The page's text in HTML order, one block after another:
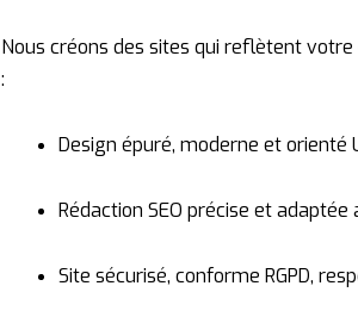
Nous créons des sites qui reflètentvotre
:
Design épuré, moderne etorienté
Rédaction SEO précise etadaptée
Site sécurisé, conforme RGPD,